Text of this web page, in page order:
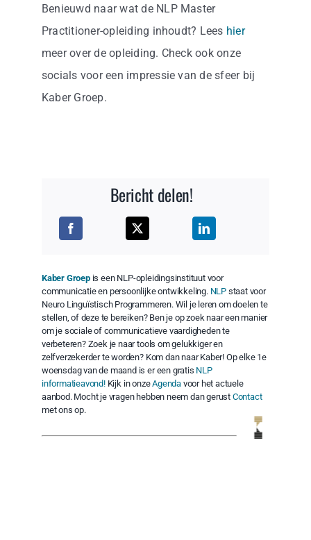
Benieuwd naar wat de NLP Master
Practitioner-opleiding inhoudt? Lees hier
meer over de opleiding. Check ook onze
socials voor een impressie van de sfeer bij
Kaber Groep.
Bericht delen!
Kaber Groepis een NLP-opleidingsinstituut voor
communicatie en persoonlijke ontwikkeling. NLP staat voor
Neuro Linguïstisch Programmeren. Wil je leren om doelen te
stellen, of deze te bereiken? Ben je op zoek naar een manier
om je sociale of communicatieve vaardigheden te
verbeteren? Zoek je naar tools om gelukkiger en
zelfverzekerder te worden? Kom dan naar Kaber! Op elke 1e
woensdag van de maand is er een gratis NLP
informatieavond!Kijk in onzeAgenda voor het actuele
aanbod. Mocht je vragen hebben neem dan gerust Contact
met ons op.